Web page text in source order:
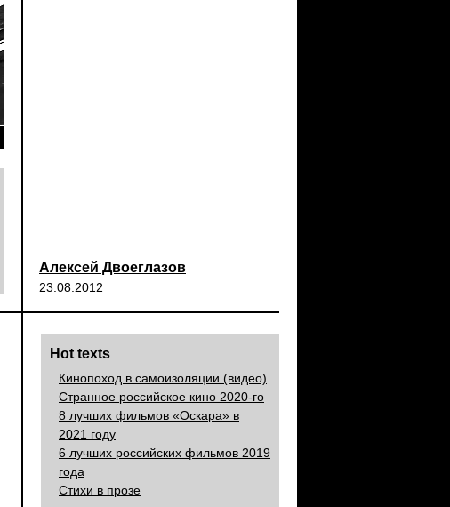
Алексей Двоеглазов
23.08.2012
Hot texts
Кинопоход в самоизоляции (видео)
Странное российское кино 2020-го
8 лучших фильмов «Оскара» в
2021 году
6 лучших российских фильмов 2019
года
Стихи в прозе